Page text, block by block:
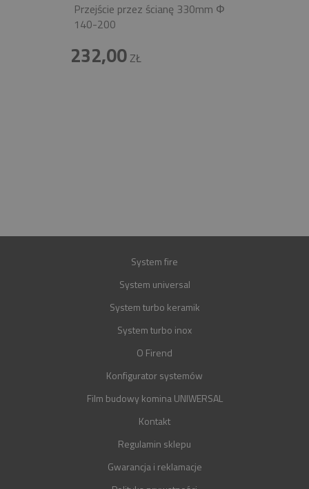
Przejście przez ścianę 330mm Φ
140-200
232,00ZŁ
System fire
System universal
System turbo keramik
System turbo inox
O Firend
Konfigurator systemów
Film budowy komina UNIWERSAL
Kontakt
Regulamin sklepu
Gwarancja i reklamacje